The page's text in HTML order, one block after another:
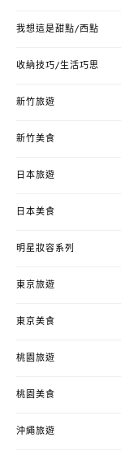
我想這是甜點/西點
收納技巧/生活巧思
新竹旅遊
新竹美食
日本旅遊
日本美食
明星妝容系列
東京旅遊
東京美食
桃園旅遊
桃園美食
沖繩旅遊